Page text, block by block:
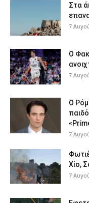
Στα
7
Ο
7
Ο
7
Χίο,
7